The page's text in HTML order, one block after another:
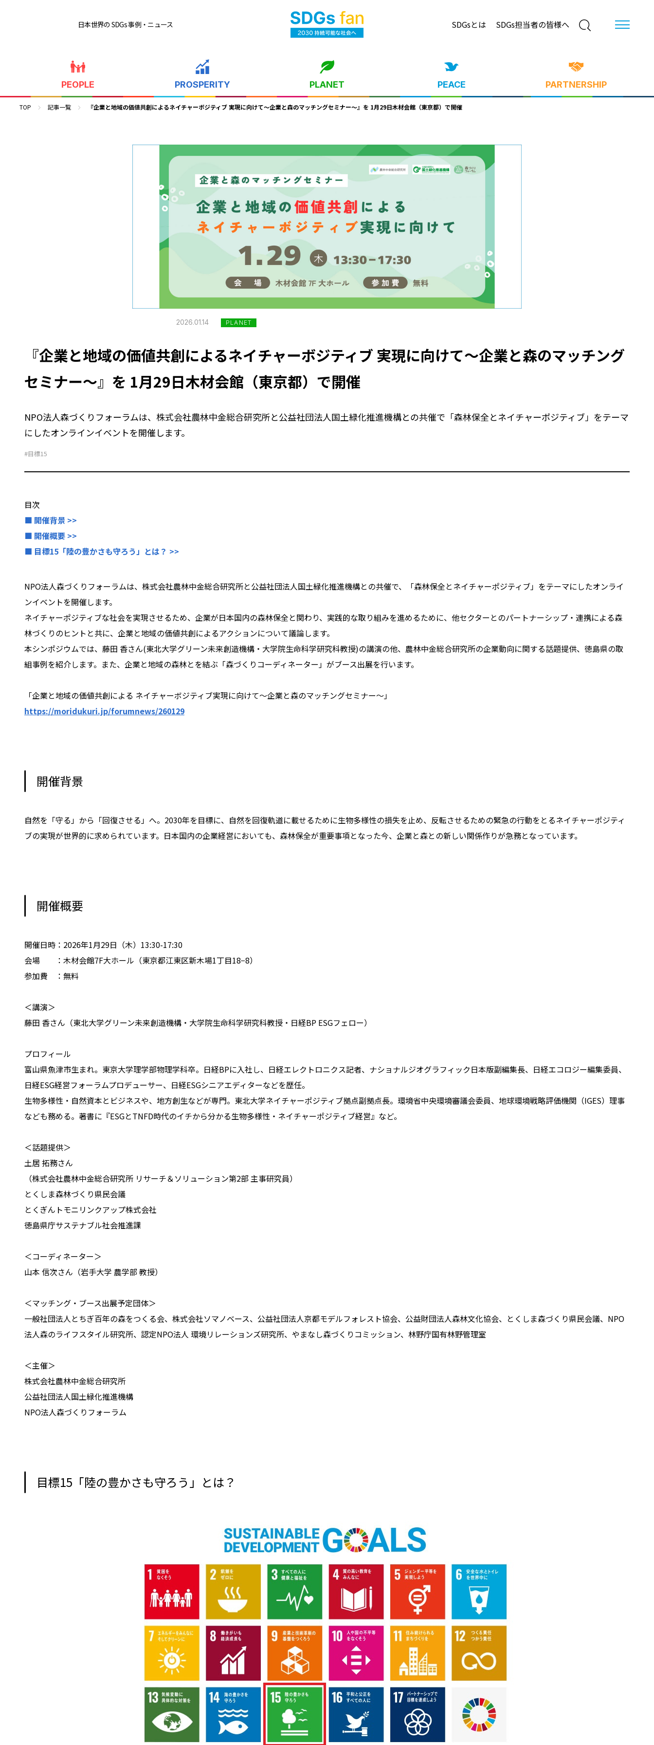
日本世界の SDGs 事例・ニュース SDGsとは SDGs担当者の皆様へ
PEOPLE PROSPERITY PLANET PEACE PARTNERSHIP
TOP 記事一覧 『企業と地域の価値共創によるネイチャーボジティブ 実現に向けて～企業と森のマッチングセミナー～』を 1月29日木材会館（東京都）で開催
2026.01.14 PLANET
『企業と地域の価値共創によるネイチャーボジティブ 実現に向けて～企業と森のマッチング
セミナー～』を 1月29日木材会館（東京都）で開催
NPO法人森づくりフォーラムは、株式会社農林中金総合研究所と公益社団法人国土緑化推進機構との共催で「森林保全とネイチャーポジティブ」をテーマ
にしたオンラインイベントを開催します。
#目標15
目次
■ 開催背景 >>
■ 開催概要 >>
■ 目標15「陸の豊かさも守ろう」とは？ >>
NPO法人森づくりフォーラムは、株式会社農林中金総合研究所と公益社団法人国土緑化推進機構との共催で、「森林保全とネイチャーポジティブ」をテーマにしたオンライ
ンイベントを開催します。
ネイチャーポジティブな社会を実現させるため、企業が日本国内の森林保全と関わり、実践的な取り組みを進めるために、他セクターとのパートナーシップ・連携による森
林づくりのヒントと共に、企業と地域の価値共創によるアクションについて議論します。
本シンポジウムでは、藤田 香さん(東北大学グリーン未来創造機構・大学院生命科学研究科教授)の講演の他、農林中金総合研究所の企業動向に関する話題提供、徳島県の取
組事例を紹介します。また、企業と地域の森林とを結ぶ「森づくりコーディネーター」がブース出展を行います。
「企業と地域の価値共創による ネイチャーボジティブ実現に向けて～企業と森のマッチングセミナー～」
https://moridukuri.jp/forumnews/260129
開催背景
自然を「守る」から「回復させる」へ。2030年を目標に、自然を回復軌道に載せるために生物多様性の損失を止め、反転させるための緊急の行動をとるネイチャーポジティ
ブの実現が世界的に求められています。日本国内の企業経営においても、森林保全が重要事項となった今、企業と森との新しい関係作りが急務となっています。
開催概要
開催日時：2026年1月29日（木）13:30-17:30
会場 ：木材会館7F大ホール（東京都江東区新木場1丁目18−8）
参加費 ：無料
＜講演＞
藤田 香さん（東北大学グリーン未来創造機構・大学院生命科学研究科教授・日経BP ESGフェロー）
プロフィール
富山県魚津市生まれ。東京大学理学部物理学科卒。日経BPに入社し、日経エレクトロニクス記者、ナショナルジオグラフィック日本版副編集長、日経エコロジー編集委員、
日経ESG経営フォーラムプロデューサー、日経ESGシニアエディターなどを歴任。
生物多様性・自然資本とビジネスや、地方創生などが専門。東北大学ネイチャーポジティブ拠点副拠点長。環境省中央環境審議会委員、地球環境戦略評価機関（IGES）理事
なども務める。著書に『ESGとTNFD時代のイチから分かる生物多様性・ネイチャーポジティブ経営』など。
＜話題提供＞
土居 拓務さん
（株式会社農林中金総合研究所 リサーチ＆ソリューション第2部 主事研究員）
とくしま森林づくり県民会議
とくぎんトモニリンクアップ株式会社
徳島県庁サステナブル社会推進課
＜コーディネーター＞
山本 信次さん（岩手大学 農学部 教授）
＜マッチング・ブース出展予定団体＞
一般社団法人とちぎ百年の森をつくる会、株式会社ソマノベース、公益社団法人京都モデルフォレスト協会、公益財団法人森林文化協会、とくしま森づくり県民会議、NPO
法人森のライフスタイル研究所、認定NPO法人 環境リレーションズ研究所、やまなし森づくりコミッション、林野庁国有林野管理室
＜主催＞
株式会社農林中金総合研究所
公益社団法人国土緑化推進機構
NPO法人森づくりフォーラム
目標15「陸の豊かさも守ろう」とは？